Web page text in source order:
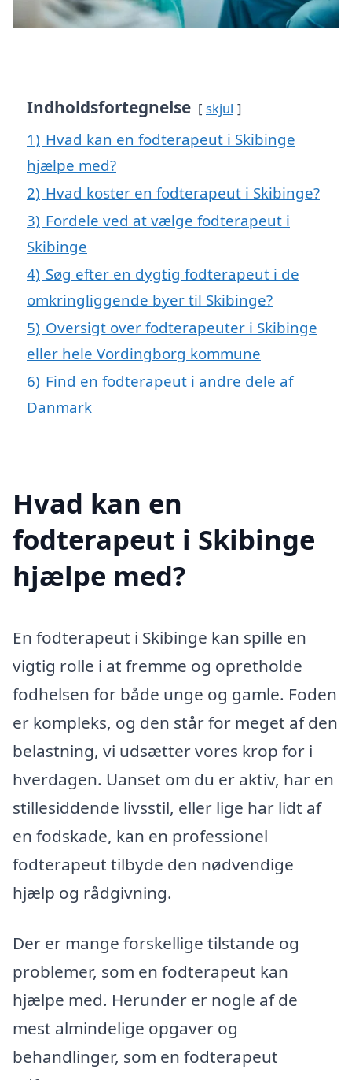
Indholdsfortegnelse skjul
1) Hvad kan en fodterapeut i Skibinge
hjælpe med?
2) Hvad koster en fodterapeut i Skibinge?
3) Fordele ved at vælge fodterapeut i
Skibinge
4) Søg efter en dygtig fodterapeut i de
omkringliggende byer til Skibinge?
5) Oversigt over fodterapeuter i Skibinge
eller hele Vordingborg kommune
6) Find en fodterapeut i andre dele af
Danmark
Hvad kan en
fodterapeut i Skibinge
hjælpe med?
En fodterapeut i Skibinge kan spille en
vigtig rolle i at fremme og opretholde
fodhelsen for både unge og gamle. Foden
er kompleks, og den står for meget af den
belastning, vi udsætter vores krop for i
hverdagen. Uanset om du er aktiv, har en
stillesiddende livsstil, eller lige har lidt af
en fodskade, kan en professionel
fodterapeut tilbyde den nødvendige
hjælp og rådgivning.
Der er mange forskellige tilstande og
problemer, som en fodterapeut kan
hjælpe med. Herunder er nogle af de
mest almindelige opgaver og
behandlinger, som en fodterapeut